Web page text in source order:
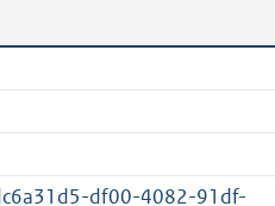
df00-4082-91df-